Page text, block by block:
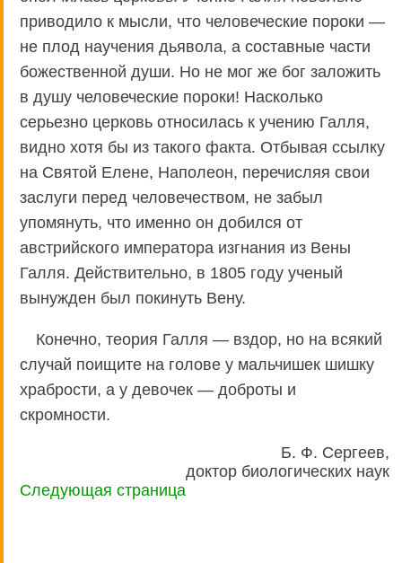
приводило к мысли, что человеческие пороки —
не плод научения дьявола, а составные части
божественной души. Но не мог же бог заложить
в душу человеческие пороки! Насколько
серьезно церковь относилась к учению Галля,
видно хотя бы из такого факта. Отбывая ссылку
на Святой Елене, Наполеон, перечисляя свои
заслуги перед человечеством, не забыл
упомянуть, что именно он добился от
австрийского императора изгнания из Вены
Галля. Действительно, в 1805 году ученый
вынужден был покинуть Вену.
Конечно, теория Галля — вздор, но на всякий
случай поищите на голове у мальчишек шишку
храбрости, а у девочек — доброты и
скромности.
Б. Ф. Сергеев,
доктор биологических наук
Следующая страница